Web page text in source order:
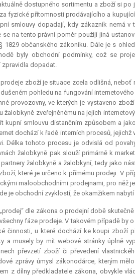
dostupného sortimentu a zboží si
fyzické přítomnosti prodávajícího a
smlouvy dopadají, kdy zákazník nemá
na tento právní poměr použijí jiná
1829 občanského zákoníku. Dále je s
byly obchodní podmínky, což se
dopadat.
zboží je situace zcela odlišná,
pohledu na fungování
provozovny, ve kterých je vystaveno
žalobkyně zveřejněnému na jejích
kupní smlouvu distančním způsobem a
dochází k řadě interních procesů,
Délka tohoto procesu je odvislá od
žalobkyně pak slouží primárně k
žalobkyně a žalobkyní, tedy jako
které je určeno k přímému prodeji. V
maloobchodními prodejnami, pro něž
je obchodní zvyklostí, že okamžikem
dle zákona o prodejní době
fáze prodeje. V takovém případě by
činnosti, u které dochází ke koupi zboží
a musely by mít webové stránky úplně
převzetí zboží či převedení
zprávy úmysl zákonodárce, kterým
z dílny předkladatele zákona, obvykle